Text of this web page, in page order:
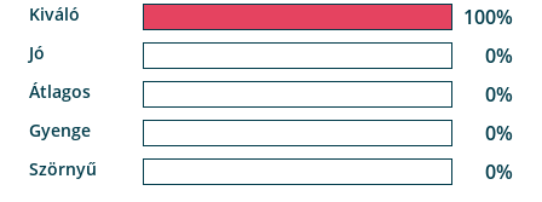
Kiváló 100%
Jó 0%
Átlagos 0%
Gyenge 0%
Szörnyű 0%